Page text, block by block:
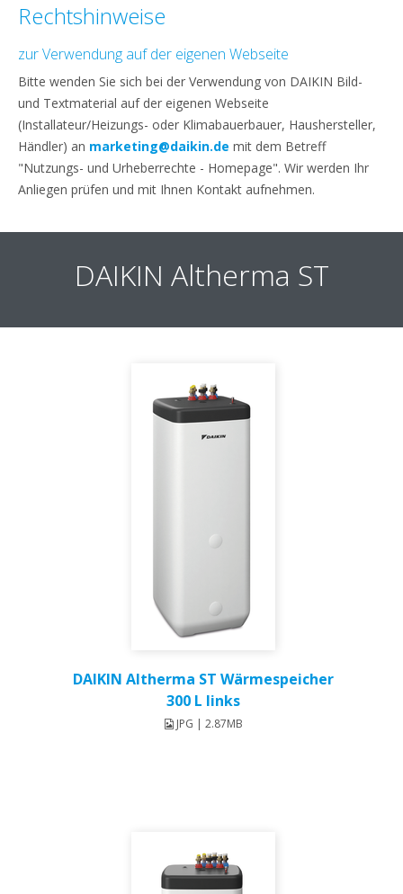
Rechtshinweise
zur Verwendung auf der eigenen Webseite
Bitte wenden Sie sich bei der Verwendung von DAIKIN Bild-
und Textmaterial auf der eigenen Webseite
(Installateur/Heizungs- oder Klimabauerbauer, Haushersteller,
Händler) an marketing@daikin.de mit dem Betreff
"Nutzungs- und Urheberrechte - Homepage". Wir werden Ihr
Anliegen prüfen und mit Ihnen Kontakt aufnehmen.
DAIKIN Altherma ST
DAIKIN Altherma ST Wärmespeicher
300 L links
JPG | 2.87MB